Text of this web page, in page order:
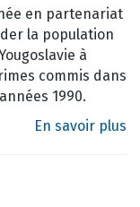
en partenariat
la population
à
commis dans
1990.
En savoir plus